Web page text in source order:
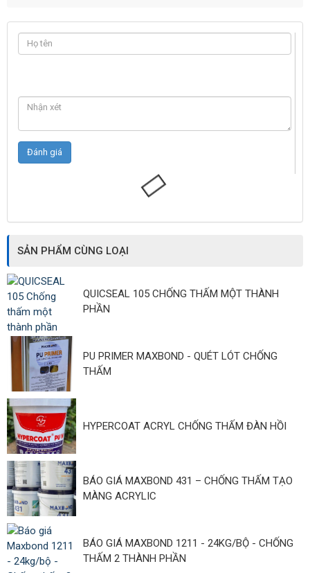
SẢN PHẨM CÙNG LOẠI
QUICSEAL 105 CHỐNG THẤM MỘT THÀNH
PHẦN
PU PRIMER MAXBOND - QUÉT LÓT CHỐNG
THẤM
HYPERCOAT ACRYL CHỐNG THẤM ĐÀN HỒI
BÁO GIÁ MAXBOND 431 – CHỐNG THẤM TẠO
MÀNG ACRYLIC
BÁO GIÁ MAXBOND 1211 - 24KG/BỘ - CHỐNG
THẤM 2 THÀNH PHẦN